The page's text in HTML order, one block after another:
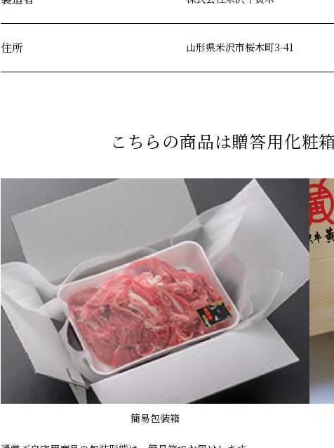
住所 山形県米沢市桜木町3-41
こちらの商品は贈答用化粧
簡易包装箱